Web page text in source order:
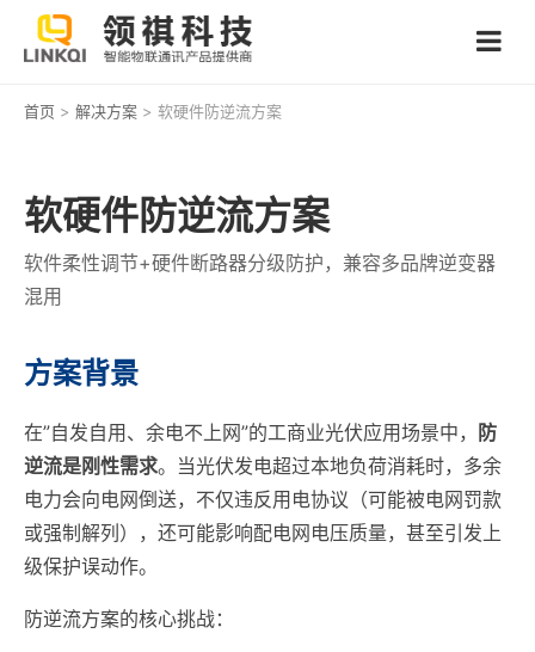
首页 > 解决方案 > 软硬件防逆流方案
软硬件防逆流方案
软件柔性调节+硬件断路器分级防护，兼容多品牌逆变器
混用
方案背景
在”自发自用、余电不上网”的工商业光伏应用场景中，
防
逆流是刚性需求。当光伏发电超过本地负荷消耗时，多余
电力会向电网倒送，不仅违反用电协议（可能被电网罚款
或强制解列），还可能影响配电网电压质量，甚至引发上
级保护误动作。
防逆流方案的核心挑战：